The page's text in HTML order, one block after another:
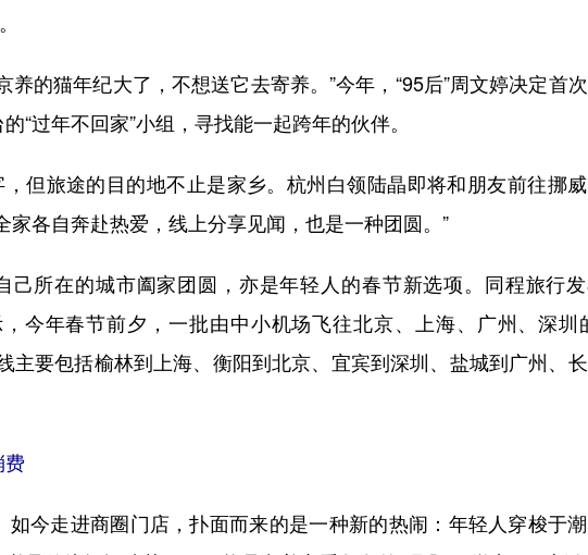
的猫年纪大了，不想送它去寄养。”今年，“95后”周文婷决定首
“过年不回家”小组，寻找能一起跨年的伙伴。
但旅途的目的地不止是家乡。杭州白领陆晶即将和朋友前往挪
家各自奔赴热爱，线上分享见闻，也是一种团圆。”
所在的城市阖家团圆，亦是年轻人的春节新选项。同程旅行
今年春节前夕，一批由中小机场飞往北京、上海、广州、深圳
主要包括榆林到上海、衡阳到北京、宜宾到深圳、盐城到广州、长
费
走进商圈门店，扑面而来的是一种新的热闹：年轻人穿梭于